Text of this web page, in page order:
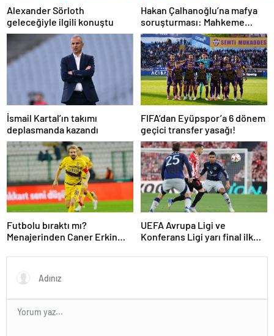
Alexander Sörloth
geleceğiyle ilgili konuştu
Hakan Çalhanoğlu’na mafya
soruşturması: Mahkeme
cezasını açıkladı
İsmail Kartal’ın takımı
deplasmanda kazandı
FIFA’dan Eyüpspor’a 6 dönem
geçici transfer yasağı!
Futbolu bıraktı mı?
Menajerinden Caner Erkin
UEFA Avrupa Ligi ve
Konferans Ligi yarı final ilk